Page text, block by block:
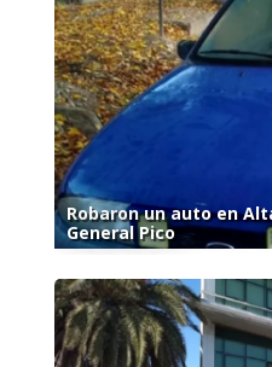
Robaron un auto en
General Pico